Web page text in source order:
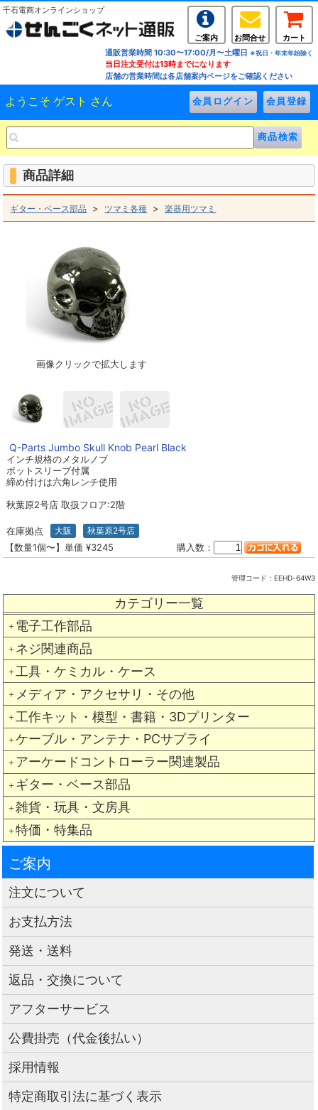
千石電商オンラインショップ
ご案内 お問合せ
カート
通販営業時間 10:30〜17:00/月〜土曜日 ※祝日・年末年始除く
当日注文受付は13時までになります
店舗の営業時間は各店舗案内ページをご確認ください
ようこそ ゲスト さん
カテゴリー一覧
＋ 電子工作部品
＋ ネジ関連商品
＋ 工具・ケミカル・ケース
＋ メディア・アクセサリ・その他
＋ 工作キット・模型・書籍・3Dプリンター
＋ ケーブル・アンテナ・PCサプライ
＋ アーケードコントローラー関連製品
＋ ギター・ベース部品
＋ 雑貨・玩具・文房具
＋ 特価・特集品
商品詳細
ギター・ベース部品 > ツマミ各種 >楽器用ツマミ
画像クリックで拡大します
Q-Parts Jumbo Skull Knob Pearl Black
インチ規格のメタルノブ
ポットスリーブ付属
締め付けは六角レンチ使用
秋葉原2号店 取扱フロア:2階
在庫拠点 大阪 秋葉原2号店
【数量1個〜】単価 ¥3245 購入数：
管理コード： EEHD-64W3
ご案内
注文について
お支払方法
発送・送料
返品・交換について
アフターサービス
公費掛売（代金後払い）
採用情報
特定商取引法に基づく表示